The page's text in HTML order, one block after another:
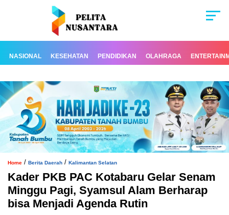
NASIONAL KESEHATAN PENDIDIKAN OLAHRAGA
Home / Berita Daerah / Kalimantan Selatan
Kader PKB PAC Kotabaru Gelar Senam
Minggu Pagi, Syamsul Alam Berharap
bisa Menjadi Agenda Rutin